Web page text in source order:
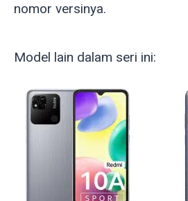
nomor versinya.
Model lain dalam seri ini: